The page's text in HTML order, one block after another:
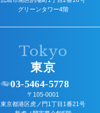
グリーンタワー4階
Tokyo
東京
03-5464-5778
〒105-0001
東京都港区虎ノ門1丁目1番21号